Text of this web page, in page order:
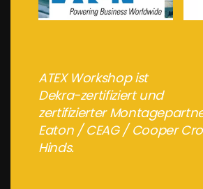
meer info...
ATEX Workshop ist
Dekra-zertifiziert und
zertifizierter
Eaton / CEAG / Cooper
Hinds.